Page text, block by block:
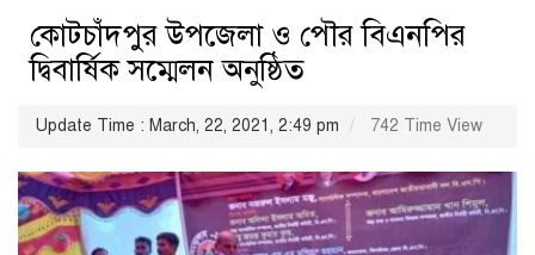
কোটচাঁদপুর উপজেলা ও পৌর বিএনপির
দ্বিবার্ষিক সম্মেলন অনুষ্ঠিত
Update Time : March, 22, 2021, 2:49 pm 742 Time View